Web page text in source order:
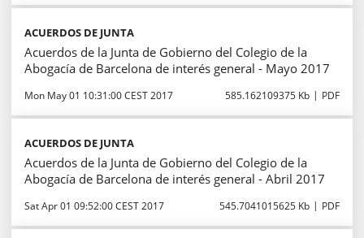
ACUERDOS DE JUNTA
Acuerdos de la Junta de Gobierno del Colegio de la
Abogacía de Barcelona de interés general - Mayo 2017
Mon May 01 10:31:00 CEST 2017 585.162109375 Kb PDF
ACUERDOS DE JUNTA
Acuerdos de la Junta de Gobierno del Colegio de la
Abogacía de Barcelona de interés general - Abril 2017
Sat Apr 01 09:52:00 CEST 2017 545.7041015625 Kb PDF